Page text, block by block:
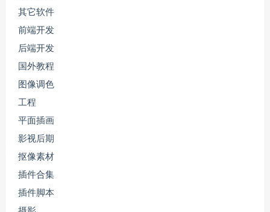
其它软件
前端开发
后端开发
国外教程
图像调色
工程
平面插画
影视后期
抠像素材
插件合集
插件脚本